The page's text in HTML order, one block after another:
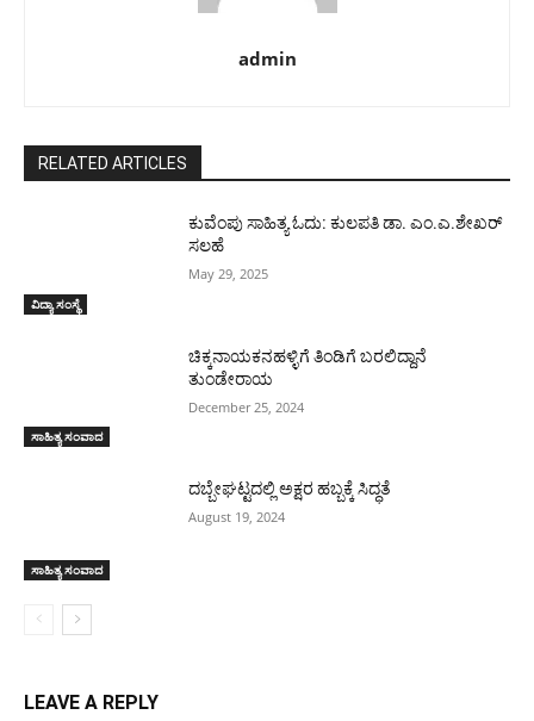
admin
RELATED ARTICLES
ವಿದ್ಯಾ ಸಂಸ್ಥೆ
ಕುವೆಂಪು ಸಾಹಿತ್ಯ ಓದು: ಕುಲಪತಿ ಡಾ. ಎಂ.ಎ.ಶೇಖರ್
ಸಲಹೆ
May 29, 2025
ಸಾಹಿತ್ಯ ಸಂವಾದ
ಚಿಕ್ಕನಾಯಕನಹಳ್ಳಿಗೆ ತಿಂಡಿಗೆ ಬರಲಿದ್ದಾನೆ
ತುಂಡೇರಾಯ
December 25, 2024
ಸಾಹಿತ್ಯ ಸಂವಾದ
ದಬ್ಬೇಘಟ್ಟದಲ್ಲಿ ಅಕ್ಷರ ಹಬ್ಬಕ್ಕೆ ಸಿದ್ಧತೆ
August 19, 2024
LEAVE A REPLY